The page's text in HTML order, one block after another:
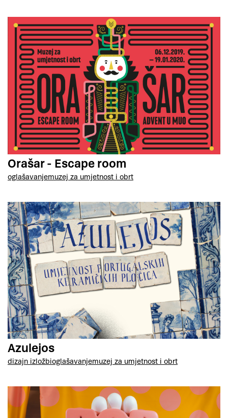
Orašar - Escape room
oglašavanjemuzej za umjetnost i obrt
Azulejos
dizajn izložbioglašavanjemuzej za umjetnost i obrt